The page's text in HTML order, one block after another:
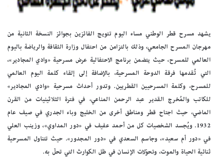
يشهد مسرح قطر الوطني مساء اليوم تتويج الفائزين بجوائز النسخة الثانية من
مهرجان المسرح الجامعي، وذلك بالتزامن من احتفال وزارة الثقافة والرياضة باليوم
العالمي للمسرح، حيث يتضمن برنامج الاحتفالية عرض مسرحية «وادي المجادير»،
التي تُقدمها فرقة الدوحة المسرحية، بالإضافة إلى إلقاء كلمة اليوم العالمي
للمسرح، وكلمة المسرحيين القطريين. وتدور أحداث مسرحية «وادي المجادير»
للكاتب والمُخرج القدير عبد الرحمن المناعي، في فترة الثلاثينيات من القرن
الماضي، حيث اجتاح قطر ومناطق أخرى من الخليج وباء الجدري في صيف عام
1932. ويُجسد الشخصيات كل من أحمد عفيف في «دور المداوي»، وزينب العلي
في «دور أم سعيد»، وجاسم السعدي في «دور المجدور». حيث تتناول المسرحية
ثنائية الحياة والموت، وتحوّلات الإنسان في ظل الكوارث التي تحلّ به.